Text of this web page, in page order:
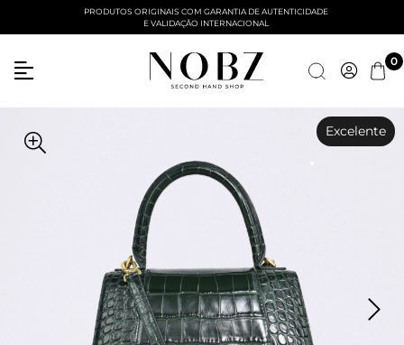
PRODUTOS ORIGINAIS COM GARANTIA DE AUTENTICIDADE
E VALIDAÇÃO INTERNACIONAL
0
Excelente